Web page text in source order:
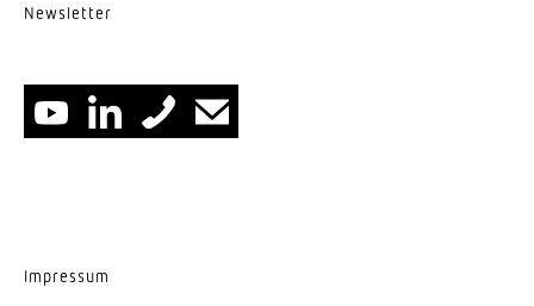
News­letter
Impressum